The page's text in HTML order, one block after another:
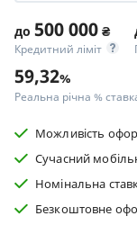
до 500 000 ₴
Кредитний ліміт
59,32%
Реальна річна %
Можливість
Сучасний
Номінальна
Безкоштовне